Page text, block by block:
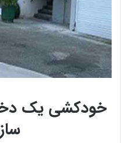
خودکشی یک